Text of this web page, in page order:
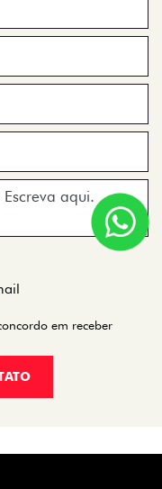
em receber